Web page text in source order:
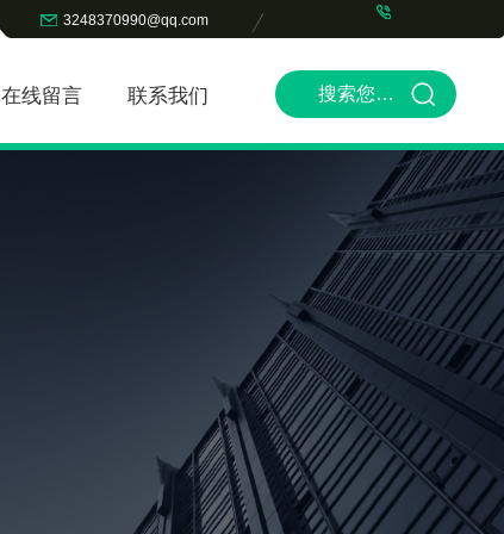
3248370990@qq.com
在线留言 联系我们